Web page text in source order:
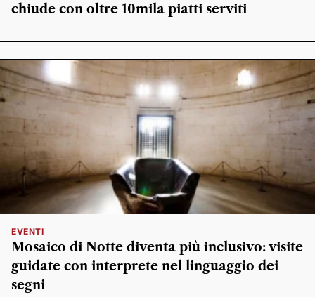
chiude con oltre 10mila piatti serviti
EVENTI
Mosaico di Notte diventa più inclusivo: visite
guidate con interprete nel linguaggio dei
segni